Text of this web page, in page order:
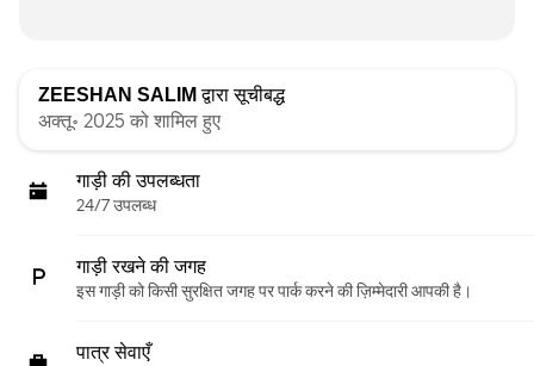
ZEESHAN SALIM द्वारा सूचीबद्ध
अक्तू॰ 2025 को शामिल हुए
गाड़ी की उपलब्धता
24/7 उपलब्ध
गाड़ी रखने की जगह
इस गाड़ी को किसी सुरक्षित जगह पर पार्क करने की ज़िम्मेदारी आपकी है।
पात्र सेवाएँ